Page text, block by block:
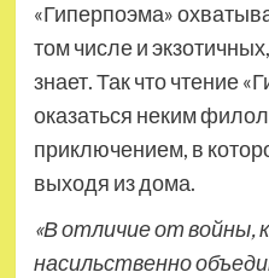
«Гиперпоэма»
том числе и
знает. Так что чтение
оказаться неким
приключением, в
выходя из дома.
«В отличие от войны,
насильственно